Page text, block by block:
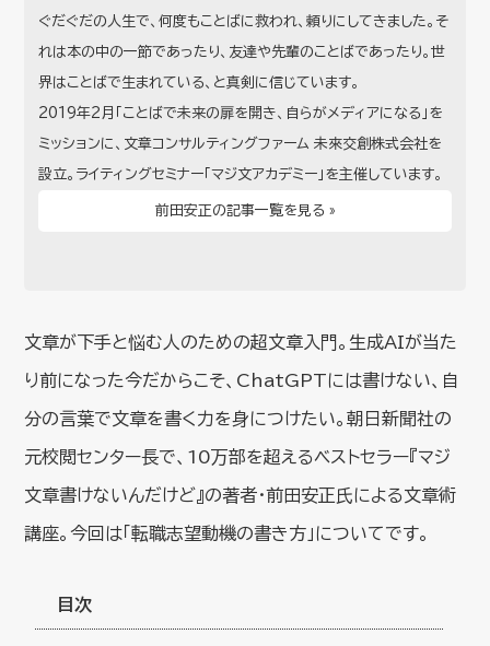
ぐだぐだの人生で、何度もことばに救われ、頼りにしてきました。そ
れは本の中の一節であったり、友達や先輩のことばであったり。世
界はことばで生まれている、と真剣に信じています。
2019年2月「ことばで未来の扉を開き、自らがメディアになる」を
ミッションに、文章コンサルティングファーム 未來交創株式会社を
設立。ライティングセミナー「マジ文アカデミー」を主催しています。
前田安正の記事一覧を見る »
文章が下手と悩む人のための超文章入門。生成AIが当た
り前になった今だからこそ、ChatGPTには書けない、自
分の言葉で文章を書く力を身につけたい。朝日新聞社の
元校閲センター長で、10万部を超えるベストセラー『マジ
文章書けないんだけど』の著者・前田安正氏による文章術
講座。今回は「転職志望動機の書き方」についてです。
目次